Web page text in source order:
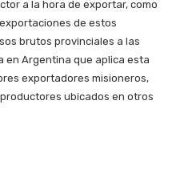
a la hora de exportar, como
de estos
brutos provinciales a las
en Argentina que aplica esta
exportadores misioneros,
ubicados en otros